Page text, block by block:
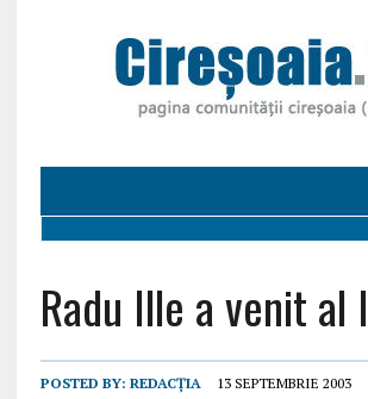
Radu Ille a venit al
POSTED BY: REDACȚIA 13 SEPTEMBRIE 2003